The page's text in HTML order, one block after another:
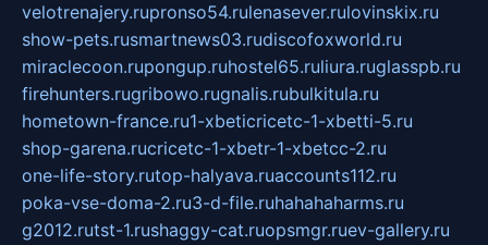
velotrenajery.rupronso54.rulenasever.rulovinskix.ru
show-pets.rusmartnews03.rudiscofoxworld.ru
miraclecoon.rupongup.ruhostel65.ruliura.ruglasspb.ru
firehunters.rugribowo.rugnalis.rubulkitula.ru
hometown-france.ru1-xbeticricetc-1-xbetti-5.ru
shop-garena.rucricetc-1-xbetr-1-xbetcc-2.ru
one-life-story.rutop-halyava.ruaccounts112.ru
poka-vse-doma-2.ru3-d-file.ruhahahaharms.ru
g2012.rutst-1.rushaggy-cat.ruopsmgr.ruev-gallery.ru